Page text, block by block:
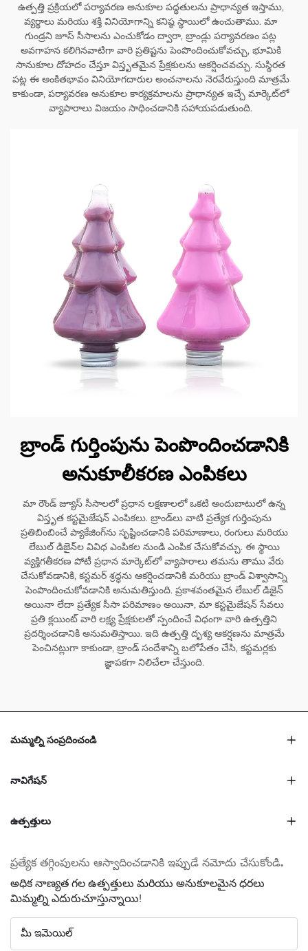
ఉత్పత్తి ప్రక్రియలో పర్యావరణ అనుకూల పద్ధతులను ప్రాధాన్యత ఇస్తాము,
వ్యర్థాలు మరియు శక్తి వినియోగాన్ని కనిష్ఠ స్థాయిలో ఉంచుతాము. మా
గుండ్రని జూస్ సీసాలను ఎంచుకోడం ద్వారా, బ్రాండ్లు పర్యావరణం పట్ల
అవగాహన కలిగినవాటిగా వారి ప్రతిష్టను పెంపొందించుకోవచ్చు, భూమికి
సానుకూల దోహదం చేస్తూ విస్తృతమైన ప్రేక్షకులను ఆకర్షించవచ్చు. సుస్థిరత
పట్ల ఈ అంకితభావం వినియోగదారుల అంచనాలను నెరవేరుస్తుంది మాత్రమే
కాకుండా, పర్యావరణ అనుకూల కార్యక్రమాలను ప్రాధాన్యత ఇచ్చే మార్కెట్‌లో
వ్యాపారాలు విజయం సాధించడానికి సహాయపడుతుంది.
బ్రాండ్ గుర్తింపును పెంపొందించడానికి
అనుకూలీకరణ ఎంపికలు
మా రౌండ్ జ్యూస్ సీసాలలో ప్రధాన లక్షణాలలో ఒకటి అందుబాటులో ఉన్న
విస్తృత కస్టమైజేషన్ ఎంపికలు. బ్రాండ్‌లు వాటి ప్రత్యేక గుర్తింపును
ప్రతిబింబించే ప్యాకేజింగ్‌ను సృష్టించడానికి పరిమాణాలు, రంగులు మరియు
లేబుల్ డిజైన్‌ల వివిధ ఎంపికల నుండి ఎంపిక చేసుకోవచ్చు. ఈ స్థాయి
వ్యక్తిగతీకరణ పోటీ ప్రధాన మార్కెట్‌లో వ్యాపారాలు తమను తాము వేరు
చేసుకోవడానికి, కస్టమర్ శ్రద్ధను ఆకర్షించడానికి మరియు బ్రాండ్ విశ్వాసాన్ని
పెంపొందించుకోవడానికి అనుమతిస్తుంది. ప్రకాశవంతమైన లేబుల్ డిజైన్
అయినా లేదా ప్రత్యేక సీసా పరిమాణం అయినా, మా కస్టమైజేషన్ సేవలు
ప్రతి క్లయింట్ వారి లక్ష్య ప్రేక్షకులతో స్పందించే విధంగా వారి ఉత్పత్తిని
ప్రదర్శించడానికి అనుమతిస్తాయి. ఇది ఉత్పత్తి దృశ్య ఆకర్షణను మాత్రమే
పెంచినట్లుగా కాకుండా, బ్రాండ్ సందేశాన్ని బలోపేతం చేసి, కస్టమర్లకు
జ్ఞాపకగా నిలిచేలా చేస్తుంది.
మమ్మల్ని సంప్రదించండి
నావిగేషన్
ఉత్పత్తులు
ప్రత్యేక తగ్గింపులను ఆస్వాదించడానికి ఇప్పుడే నమోదు చేసుకోండి.
అధిక నాణ్యత గల ఉత్పత్తులు మరియు అనుకూలమైన ధరలు
మిమ్మల్ని ఎదురుచూస్తున్నాయి!
మీ ఇమెయిల్